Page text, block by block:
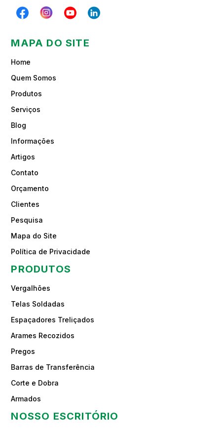
MAPA DO SITE
Home
Quem Somos
Produtos
Serviços
Blog
Informações
Artigos
Contato
Orçamento
Clientes
Pesquisa
Mapa do Site
Política de Privacidade
PRODUTOS
Vergalhões
Telas Soldadas
Espaçadores Treliçados
Arames Recozidos
Pregos
Barras de Transferência
Corte e Dobra
Armados
NOSSO ESCRITÓRIO